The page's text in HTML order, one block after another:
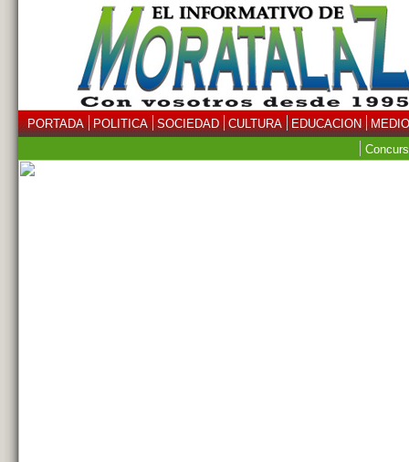
PORTADA POLITICA SOCIEDAD CULTURA EDUCACION